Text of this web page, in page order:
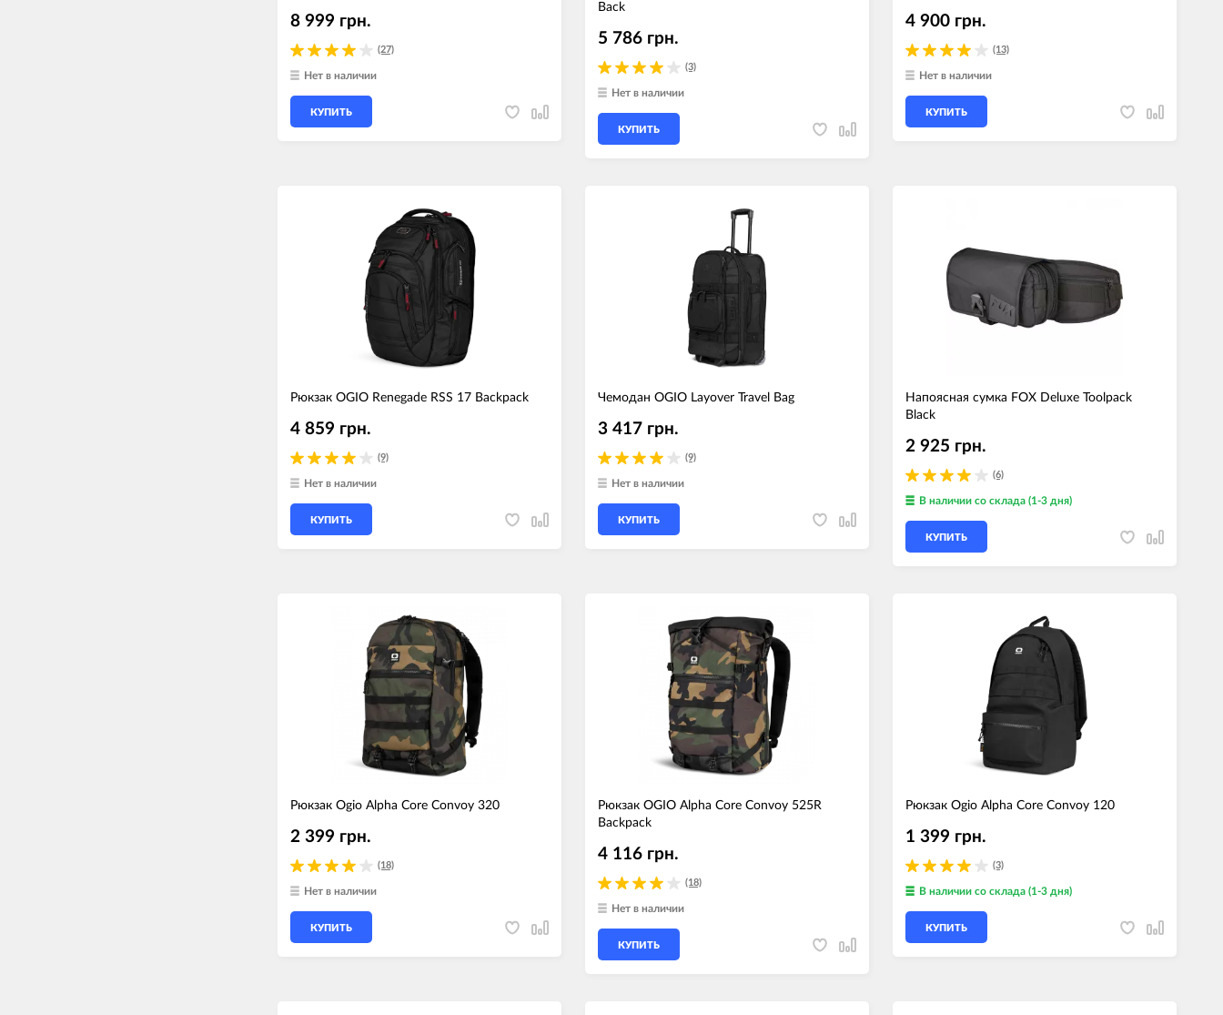
(27)
8 999 грн.
Нет в наличии
КУПИТЬ
Back
(3)
5 786 грн.
Нет в наличии
КУПИТЬ
(13)
4 900 грн.
Нет в наличии
КУПИТЬ
Рюкзак OGIO Renegade RSS 17 Backpack
(9)
4 859 грн.
Нет в наличии
КУПИТЬ
Чемодан OGIO Layover Travel Bag
(9)
3 417 грн.
Нет в наличии
КУПИТЬ
Напоясная сумка FOX Deluxe Toolpack
Black
(6)
2 925 грн.
В наличии со склада (1-3 дня)
КУПИТЬ
Рюкзак Ogio Alpha Core Convoy 320
(18)
2 399 грн.
Нет в наличии
КУПИТЬ
Рюкзак OGIO Alpha Core Convoy 525R
Backpack
(18)
4 116 грн.
Нет в наличии
КУПИТЬ
Рюкзак Ogio Alpha Core Convoy 120
(3)
1 399 грн.
В наличии со склада (1-3 дня)
КУПИТЬ